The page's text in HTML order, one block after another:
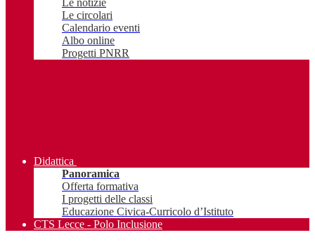
Le notizie
Le circolari
Calendario eventi
Albo online
Progetti PNRR
Didattica
Panoramica
Offerta formativa
I progetti delle classi
Educazione Civica-Curricolo d’Istituto
CTS Lecce - Polo Inclusione